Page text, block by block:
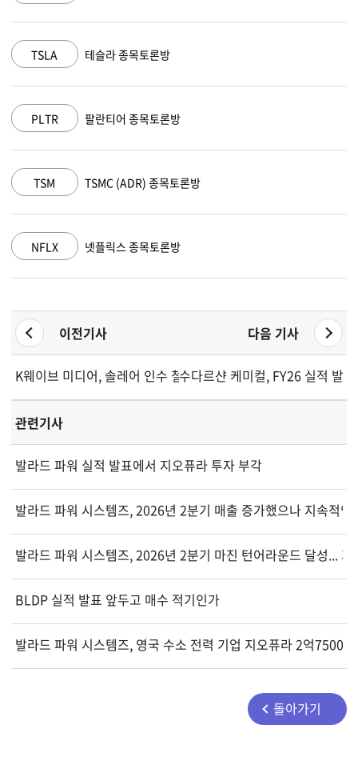
MSFT
AAPL 애플 종목토론방
AMZN 아마존 닷컴 종목토론방
GOOGL 알파벳 A 종목토론방
이전기사 다음 기사
K웨이브 미디어, 솔레어 인수 철회하고 이사회 의장 퇴임 계획
수다르샨 케미컬, FY26 실적 발
관련기사
발라드 파워 실적 발표에서 지오퓨라 투자 부각
발라드 파워 시스템즈, 2026년 2분기 매출 증가했으나 지속적인
발라드 파워 시스템즈, 2026년 2분기 마진 턴어라운드 달성...
BLDP 실적 발표 앞두고 매수 적기인가
발라드 파워 시스템즈, 영국 수소 전력 기업 지오퓨라 2억7500
돌아가기